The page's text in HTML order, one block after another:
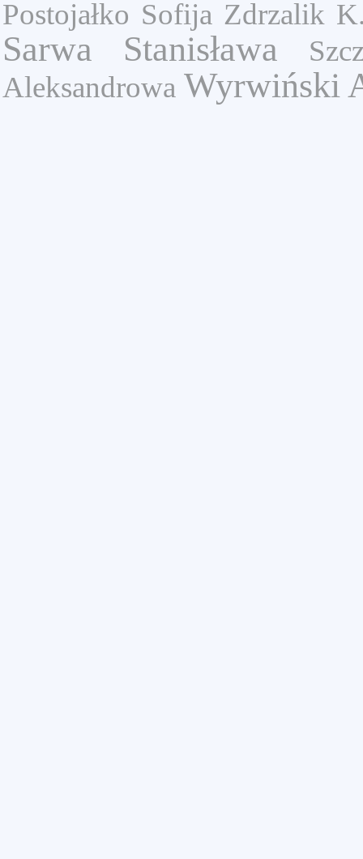
Postojałko Sofija Zdrzalik
Sarwa Stanisława
Aleksandrowa Wyrwiński